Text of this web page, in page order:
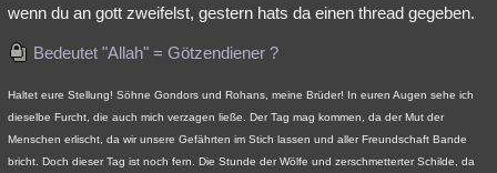
Spiritualität Verschwörungen Technologie Ufologie
Natur Umfragen Unterhaltung
Philosophie Träume Orte Esoterik Literatur
Astronomie Helpdesk Gruppen Gaming Filme
wenn du an gott zweifelst, gestern hats da einen thread gegeben.
Bedeutet "Allah" = Götzendiener ?
Haltet eure Stellung! Söhne Gondors und Rohans, meine Brüder! In euren Augen sehe ich
dieselbe Furcht, die auch mich verzagen ließe. Der Tag mag kommen, da der Mut der
Menschen erlischt, da wir unsere Gefährten im Stich lassen und aller Freundschaft Bande
bricht. Doch dieser Tag ist noch fern. Die Stunde der Wölfe und zerschmetterter Schilde, da